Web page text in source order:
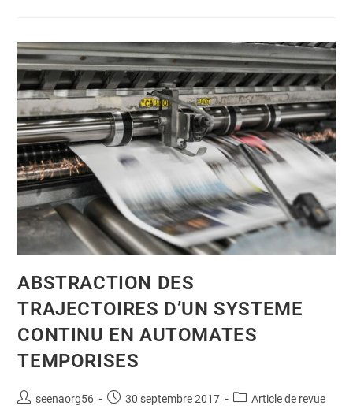
ABSTRACTION DES
TRAJECTOIRES D’UN SYSTEME
CONTINU EN AUTOMATES
TEMPORISES
seenaorg56 30 septembre 2017 Article de revue